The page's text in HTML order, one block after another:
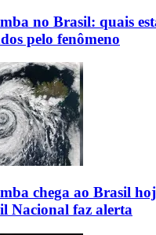
no Brasil: quais
pelo fenômeno
chega ao Brasil
Nacional faz alerta